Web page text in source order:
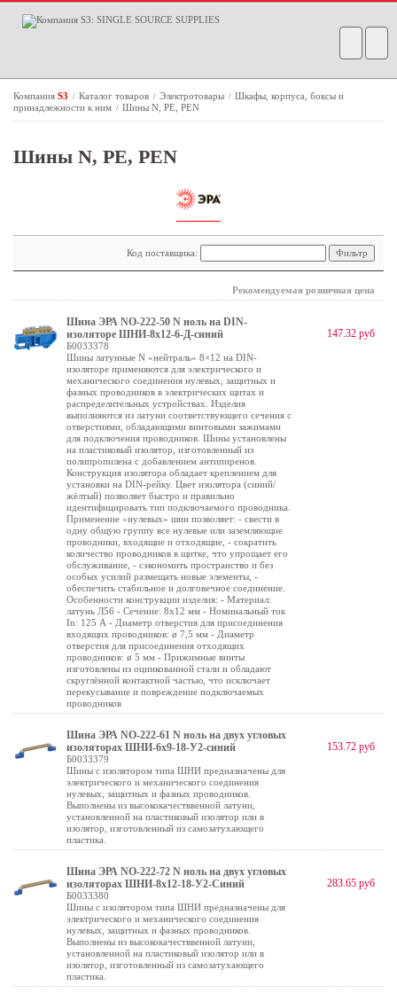
Компания S3 / Каталог товаров / Электротовары / Шкафы, корпуса, боксы и
принадлежности к ним / Шины N, PE, PEN
Шины N, PE, PEN
Код поставщика:
Рекомендуемая розничная цена
Шина ЭРА NO-222-50 N ноль на DIN-
изоляторе ШНИ-8х12-6-Д-синий
Б0033378
Шины латунные N «нейтраль» 8×12 на DIN-
изоляторе применяются для электрического и
механического соединения нулевых, защитных и
фазных проводников в электрических щитах и
распределительных устройствах. Изделия
выполняются из латуни соответствующего сечения с
отверстиями, обладающими винтовыми зажимами
для подключения проводников. Шины установлены
на пластиковый изолятор, изготовленный из
полипропилена с добавлением антипиренов.
Конструкция изолятора обладает креплением для
установки на DIN-рейку. Цвет изолятора (синий/
жёлтый) позволяет быстро и правильно
идентифицировать тип подключаемого проводника.
Применение «нулевых» шин позволяет: - свести в
одну общую группу все нулевые или заземляющие
проводники, входящие и отходящие, - сократить
количество проводников в щитке, что упрощает его
обслуживание, - сэкономить пространство и без
особых усилий размещать новые элементы, -
обеспечить стабильное и долговечное соединение.
Особенности конструкции изделия: - Материал:
латунь Л56 - Сечение: 8х12 мм - Номинальный ток
In: 125 А - Диаметр отверстия для присоединения
входящих проводников: ø 7,5 мм - Диаметр
отверстия для присоединения отходящих
проводников: ø 5 мм - Прижимные винты
изготовлены из оцинкованной стали и обладают
скруглённой контактной частью, что исключает
перекусывание и повреждение подключаемых
проводников
147.32 руб
Шина ЭРА NO-222-61 N ноль на двух угловых
изоляторах ШНИ-6х9-18-У2-синий
Б0033379
Шины с изолятором типа ШНИ предназначены для
электрического и механического соединения
нулевых, защитных и фазных проводников.
Выполнены из высококачестввенной латуни,
установленной на пластиковый изолятор или в
изолятор, изготовленный из самозатухающего
пластика.
153.72 руб
Шина ЭРА NO-222-72 N ноль на двух угловых
изоляторах ШНИ-8х12-18-У2-Синий
Б0033380
Шины с изолятором типа ШНИ предназначены для
электрического и механического соединения
нулевых, защитных и фазных проводников.
Выполнены из высококачестввенной латуни,
установленной на пластиковый изолятор или в
изолятор, изготовленный из самозатухающего
пластика.
283.65 руб